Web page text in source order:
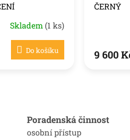
Skladem (1 ks)
Do košíku
ČERNÝ
9 600
Poradenská činnost
osobní přístup